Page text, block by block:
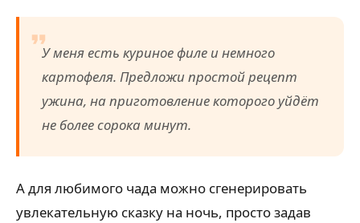
У меня есть куриное филе и немного
картофеля. Предложи простой рецепт
ужина, на приготовление которого уйдёт
не более сорока минут.
А для любимого чада можно сгенерировать
увлекательную сказку на ночь, просто задав